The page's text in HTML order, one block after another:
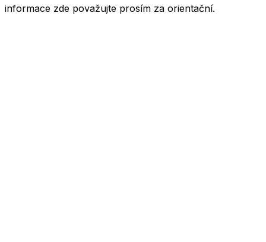
informace zde považujte prosím za orientační.